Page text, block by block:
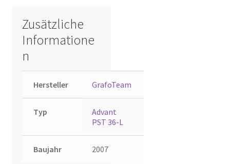
Zusätzliche
Informatione
n
Hersteller GrafoTeam
Typ
Advant
PST 36-L
Baujahr 2007